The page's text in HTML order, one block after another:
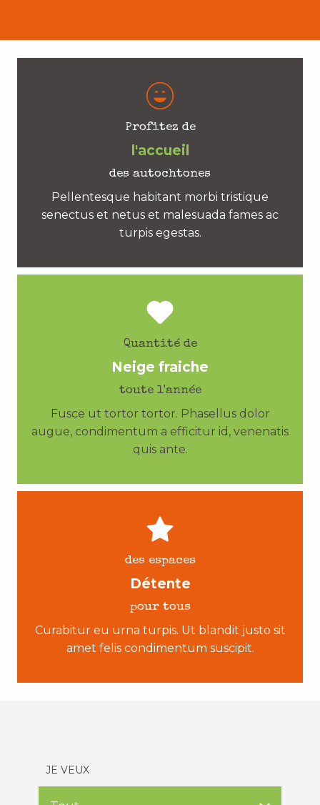
Profitez de
l'accueil
des autochtones
Pellentesque habitant morbi tristique
senectus et netus et malesuada fames ac
turpis egestas.
Quantité de
Neige fraiche
toute l'année
Fusce ut tortor tortor. Phasellus dolor
augue, condimentum a efficitur id, venenatis
quis ante.
des espaces
Détente
pour tous
Curabitur eu urna turpis. Ut blandit justo sit
amet felis condimentum suscipit.
JE VEUX